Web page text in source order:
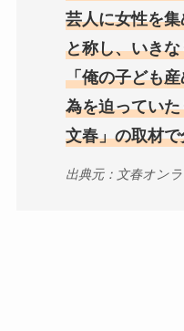
芸人に女性を
と称し、いき
「俺の子ども
為を迫ってい
文春」の取材
出典元：文春オン